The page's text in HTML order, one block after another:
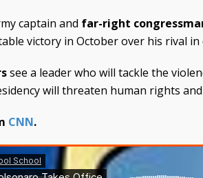
captain and far-right
victory in October over his rival
see a leader who will tackle the
will threaten human rights
CNN.